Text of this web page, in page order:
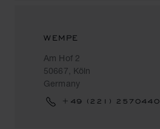
WEMPE
Am Hof 2
50667, Köln
Germany
+49 (221) 2570440